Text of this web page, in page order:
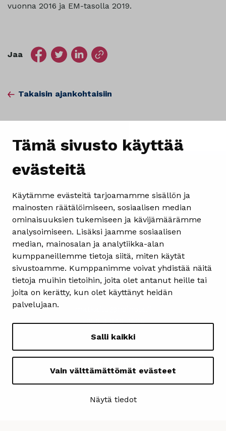
Tämä sivusto käyttää
evästeitä
Käytämme evästeitä tarjoamamme sisällön ja
mainosten räätälöimiseen, sosiaalisen median
ominaisuuksien tukemiseen ja kävijämäärämme
analysoimiseen. Lisäksi jaamme sosiaalisen
median, mainosalan ja analytiikka-alan
kumppaneillemme tietoja siitä, miten käytät
sivustoamme. Kumppanimme voivat yhdistää näitä
tietoja muihin tietoihin, joita olet antanut heille tai
joita on kerätty, kun olet käyttänyt heidän
palvelujaan.
Salli kaikki
Vain välttämättömät evästeet
Näytä tiedot
vuonna 2016 ja EM-tasolla 2019.
Jaa
Takaisin ajankohtaisiin
Yhteystiedot
Heinolan matkailuinfo
Kauppakatu 4
18100 Heinola
ma-pe 08.30-15.30
+358 3 849 3606
Seuraa meitä